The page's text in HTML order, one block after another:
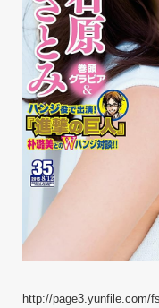
http://page3.yunfile.com/